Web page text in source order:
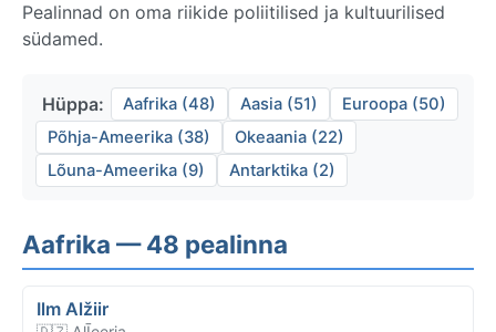
Pealinnad on oma riikide poliitilised ja kultuurilised
südamed.
Hüppa: Aafrika (48) Aasia (51)
Euroopa (50)
Põhja-Ameerika (38)
Okeaania (22)
Lõuna-Ameerika (9)
Antarktika (2)
Aafrika — 48 pealinna
Ilm Alžiir